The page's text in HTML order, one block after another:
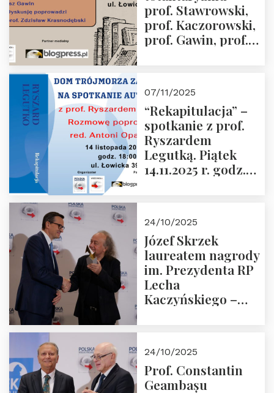
godz. 18:00.
prof. Stawrowski,
prof. Kaczorowski,
prof. Gawin, prof.
07/11/2025
“Rekapitulacja” –
spotkanie z prof.
Ryszardem
Legutką. Piątek
14.11.2025 r. godz.
24/10/2025
Józef Skrzek
laureatem nagrody
im. Prezydenta RP
Lecha
Kaczyńskiego –
24/10/2025
Prof. Constantin
Geambașu